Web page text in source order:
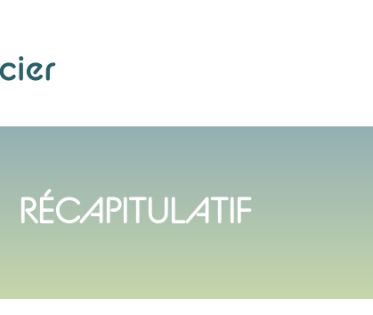
RÉCAPITULATIF